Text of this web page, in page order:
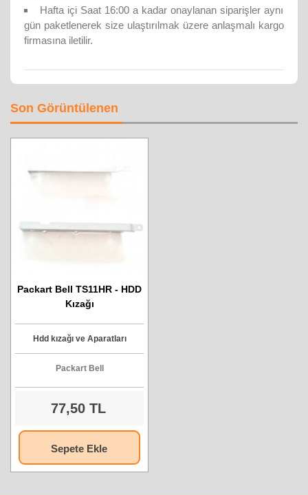
Hafta içi Saat 16:00 a kadar onaylanan siparişler aynı
gün paketlenerek size ulaştırılmak üzere anlaşmalı kargo
firmasına iletilir.
Son Görüntülenen
Packart Bell TS11HR - HDD
Kızağı
Hdd kızağı ve Aparatları
Packart Bell
77,50 TL
Sepete Ekle